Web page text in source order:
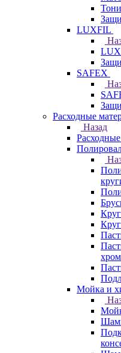
LUXFIL
SAFEX
Расходные
Назад
Мойка и